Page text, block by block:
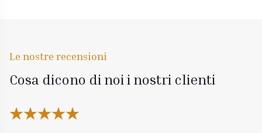
Le nostre recensioni
Cosa dicono di noi i nostri clienti